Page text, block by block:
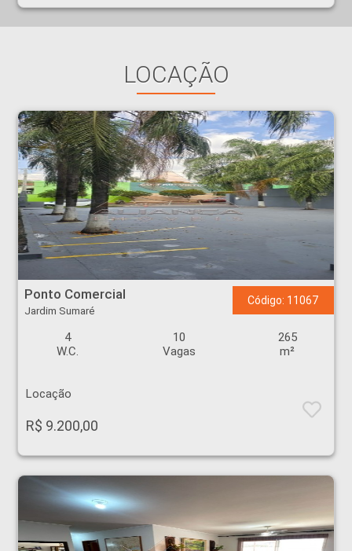
LOCAÇÃO
Ponto Comercial - Jardim Sumaré - Ribeirão Preto
Ponto Comercial
Jardim Sumaré
Código: 11067
4
W.C.
10
Vagas
265
m²
Locação
R$ 9.200,00